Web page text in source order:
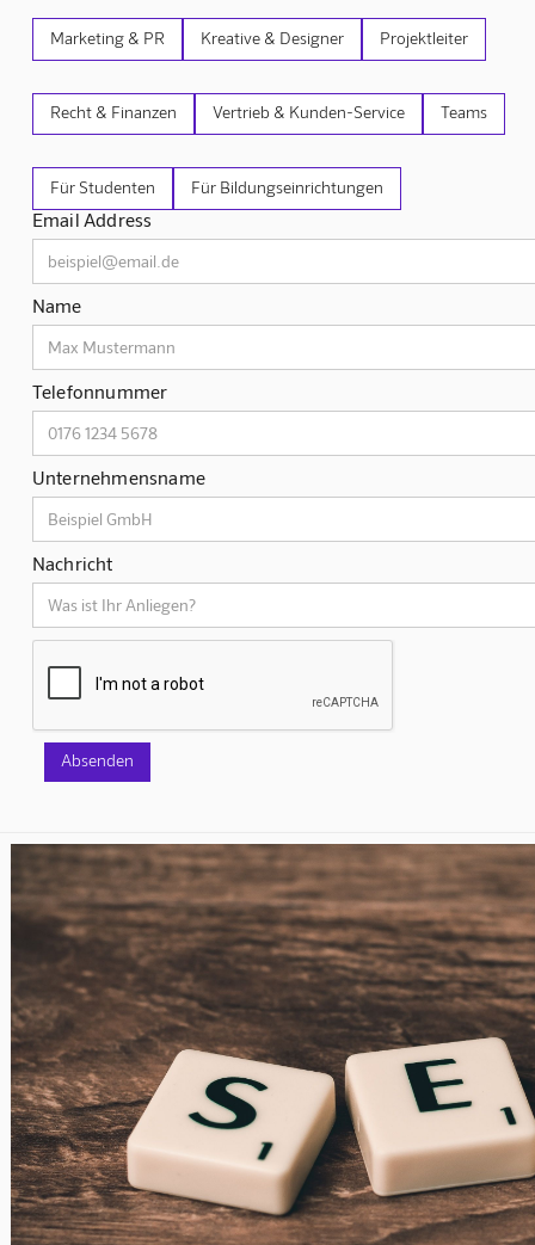
Marketing & PR Kreative & Designer Projektleiter
Recht & Finanzen Vertrieb & Kunden-Service Teams
Für Studenten Für Bildungseinrichtungen
Email Address
Name
Telefonnummer
Unternehmensname
Nachricht